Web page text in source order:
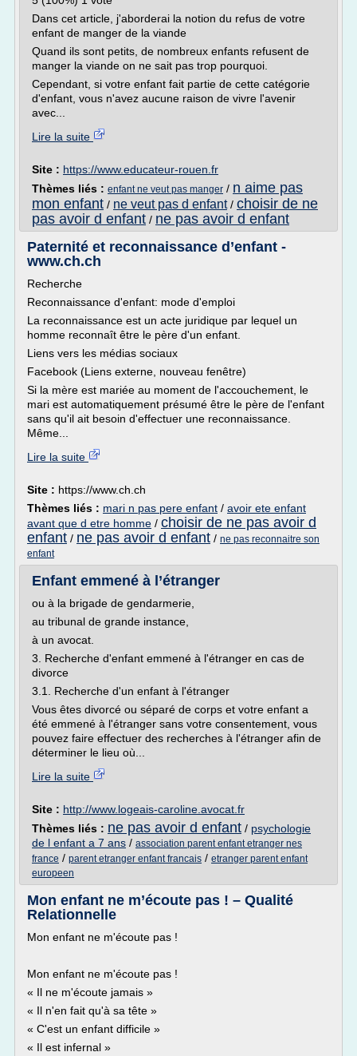
Dans cet article, j'aborderai la notion du refus de votre
enfant de manger de la viande
Quand ils sont petits, de nombreux enfants refusent de
manger la viande on ne sait pas trop pourquoi.
Cependant, si votre enfant fait partie de cette catégorie
d'enfant, vous n'avez aucune raison de vivre l'avenir
avec...
Lire la suite
Site : https://www.educateur-rouen.fr
Thèmes liés : enfant ne veut pas manger / n aime pas
mon enfant / ne veut pas d enfant/ choisir de ne
pas avoir d enfant / ne pas avoir d enfant
Paternité et reconnaissance d’enfant -
www.ch.ch
Recherche
Reconnaissance d'enfant: mode d'emploi
La reconnaissance est un acte juridique par lequel un
homme reconnaît être le père d'un enfant.
Liens vers les médias sociaux
Facebook (Liens externe, nouveau fenêtre)
Si la mère est mariée au moment de l'accouchement, le
mari est automatiquement présumé être le père de l'enfant
sans qu'il ait besoin d'effectuer une reconnaissance.
Même...
Lire la suite
Site : https://www.ch.ch
Thèmes liés : mari n pas pere enfant / avoir ete enfant
avant que d etre homme / choisir de ne pas avoir d
enfant / ne pas avoir d enfant / ne pas reconnaitre son
enfant
Enfant emmené à l’étranger
ou à la brigade de gendarmerie,
au tribunal de grande instance,
à un avocat.
3. Recherche d'enfant emmené à l'étranger en cas de
divorce
3.1. Recherche d'un enfant à l'étranger
Vous êtes divorcé ou séparé de corps et votre enfant a
été emmené à l'étranger sans votre consentement, vous
pouvez faire effectuer des recherches à l'étranger afin de
déterminer le lieu où...
Lire la suite
Site : http://www.logeais-caroline.avocat.fr
Thèmes liés : ne pas avoir d enfant / psychologie
de l enfant a 7 ans / association parent enfant etranger nes
france / parent etranger enfant francais / etranger parent enfant
europeen
Mon enfant ne m’écoute pas ! – Qualité
Relationnelle
Mon enfant ne m'écoute pas !
Mon enfant ne m'écoute pas !
« Il ne m'écoute jamais »
« Il n'en fait qu'à sa tête »
« C'est un enfant difficile »
« Il est infernal »